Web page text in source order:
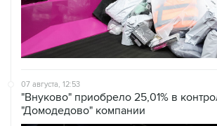
07 августа, 12:53
"Внуково" приобрело 25,01% в
"Домодедово" компании